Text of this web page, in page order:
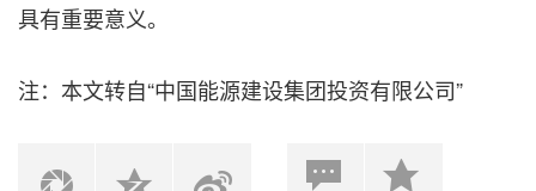
具有重要意义。
注：本文转自“中国能源建设集团投资有限公司”